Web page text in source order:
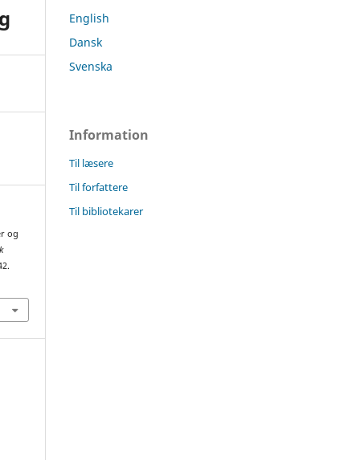
og
English
Dansk
Svenska
Information
Til læsere
Til forfattere
Til bibliotekarer